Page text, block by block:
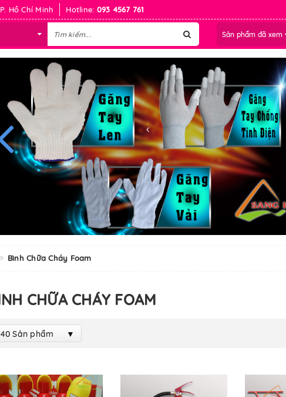
Hồ Chí Minh Hotline: 093 4567 761
Sản phẩm đã xem
Bình Chữa Cháy Foam
CHỮA CHÁY FOAM
40 Sản phẩm